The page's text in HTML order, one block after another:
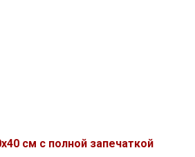
см с полной запечаткой